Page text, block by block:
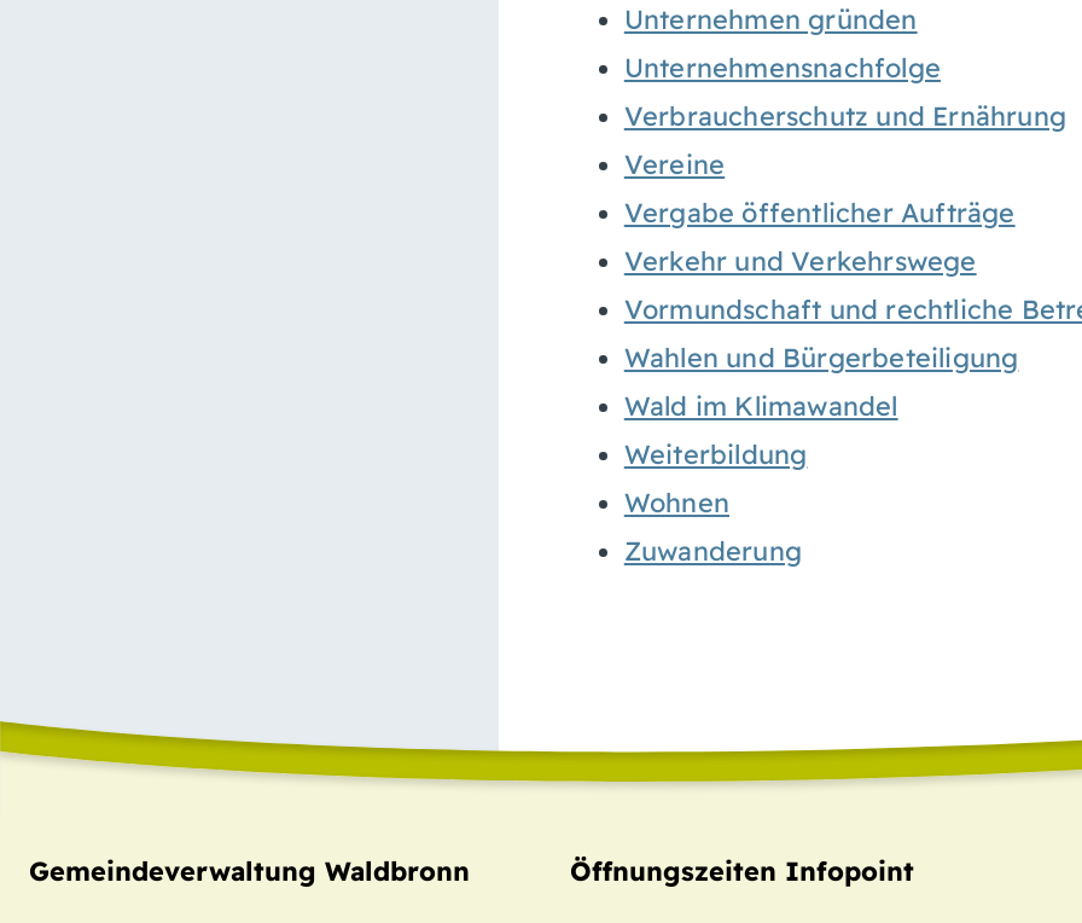
Unternehmen gründen
Unternehmensnachfolge
Verbraucherschutz und Ernährung
Vereine
Vergabe öffentlicher Aufträge
Verkehr und Verkehrswege
Vormundschaft und rechtliche
Wahlen und Bürgerbeteiligung
Wald im Klimawandel
Weiterbildung
Wohnen
Zuwanderung
Gemeindeverwaltung Waldbronn Öffnungszeiten Infopoint